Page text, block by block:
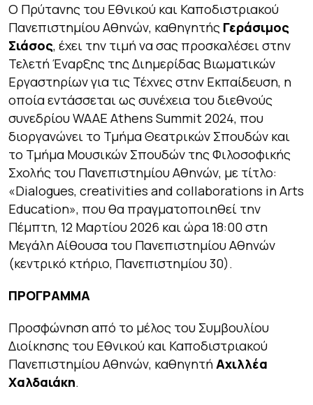
Ο Πρύτανης του Εθνικού και Καποδιστριακού
Πανεπιστημίου Αθηνών, καθηγητής Γεράσιμος
Σιάσος, έχει την τιμή να σας προσκαλέσει στην
Τελετή Έναρξης της Διημερίδας Βιωματικών
Εργαστηρίων για τις Τέχνες στην Εκπαίδευση, η
οποία εντάσσεται ως συνέχεια του διεθνούς
συνεδρίου WAAE Athens Summit 2024, που
διοργανώνει το Τμήμα Θεατρικών Σπουδών και
το Τμήμα Μουσικών Σπουδών της Φιλοσοφικής
Σχολής του Πανεπιστημίου Αθηνών, με τίτλο:
«Dialogues, creativities and collaborations in Arts
Education», που θα πραγματοποιηθεί την
Πέμπτη, 12 Μαρτίου 2026 και ώρα 18:00 στη
Μεγάλη Αίθουσα του Πανεπιστημίου Αθηνών
(κεντρικό κτήριο, Πανεπιστημίου 30).
ΠΡΟΓΡΑΜΜΑ
Προσφώνηση από το μέλος του Συμβουλίου
Διοίκησης του Εθνικού και Καποδιστριακού
Πανεπιστημίου Αθηνών, καθηγητήΑχιλλέα
Χαλδαιάκη.